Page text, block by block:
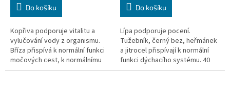
Do košíku
Kopřiva podporuje vitalitu a
vylučování vody z organismu.
Bříza přispívá k normální funkci
močových cest, k normálnímu
trávení a detoxikaci. 40 sáčků,
Do košíku
Lípa podporuje pocení.
Tužebník, černý bez, heřmánek
a jitrocel přispívají k normální
funkci dýchacího systému. 40
sáčků, 40x 1,6g